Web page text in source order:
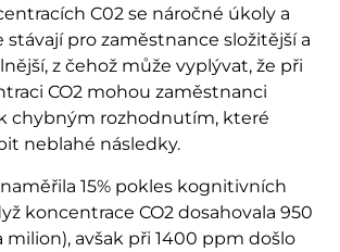
C02 se náročné úkoly a
stávají pro zaměstnance složitější a
z čehož může vyplývat, že při
CO2 mohou zaměstnanci
chybným rozhodnutím, které
neblahé následky.
15% pokles kognitivních
koncentrace CO2 dosahovala 950
milion), avšak při 1400 ppm došlo